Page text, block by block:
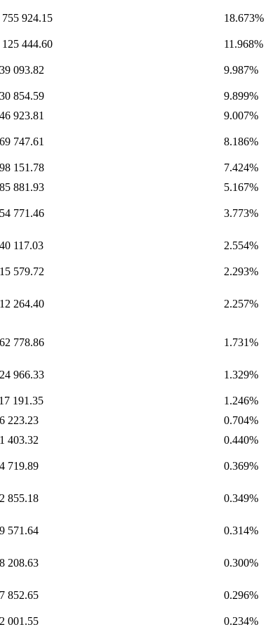
755 924.15 18.673%
125 444.60 11.968%
093.82 9.987%
854.59
9.899%
923.81 9.007%
747.61 8.186%
151.78
7.424%
881.93 5.167%
771.46 3.773%
117.03 2.554%
579.72 2.293%
264.40 2.257%
778.86 1.731%
966.33 1.329%
191.35
1.246%
223.23
0.704%
403.32 0.440%
719.89 0.369%
855.18 0.349%
571.64 0.314%
208.63 0.300%
852.65 0.296%
001.55 0.234%